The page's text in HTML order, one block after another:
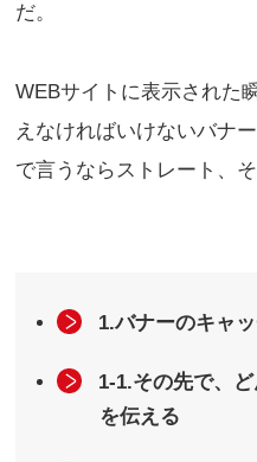
だ。
WEBサイトに表示された
えなければいけないバナ
で言うならストレート、
1.バナーのキャ
1-1.その先で、
を伝える